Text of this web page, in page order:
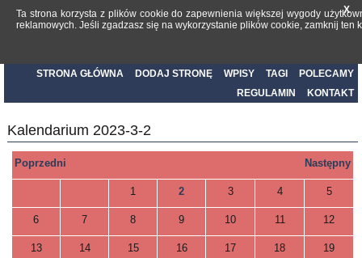
STRONA GŁÓWNA DODAJ STRONĘ WPISY TAGI
POLECAMY
REGULAMIN
KONTAKT
Kalendarium 2023-3-2
Poprzedni Następny
1 2 3 4 5
6 7 8 9 10 11 12
13 14 15 16 17 18 19
Ta strona korzysta z plików cookie do zapewnienia większej wygody
reklamowych. Jeśli zgadzasz się na wykorzystanie plików cookie, zamknij
X